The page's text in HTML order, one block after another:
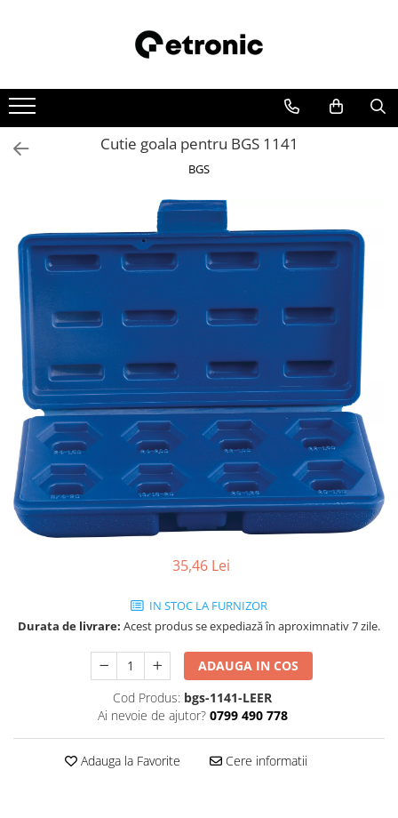
Cutie goala pentru BGS 1141
BGS
35,46 Lei
IN STOC LA FURNIZOR
Durata de livrare: Acest produs se expediază în aproximnativ 7 zile.
ADAUGA IN COS
Cod Produs: bgs-1141-LEER
Ai nevoie de ajutor? 0799 490 778
Adauga la Favorite Cere informatii